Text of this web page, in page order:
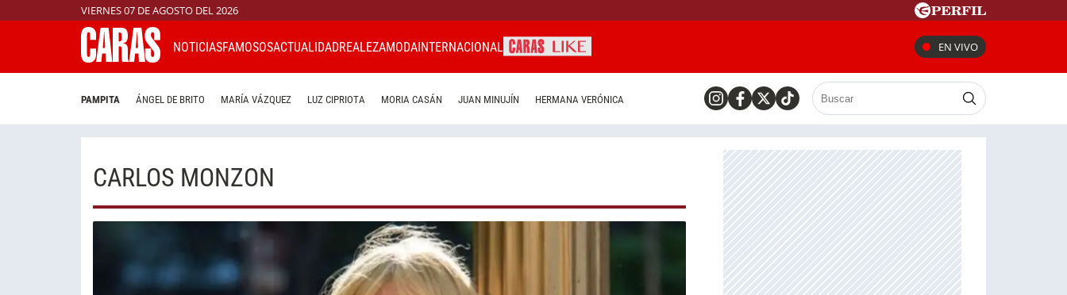
VIERNES 07 DE AGOSTO DEL 2026
NOTICIASFAMOSOSACTUALIDADREALEZAMODAINTERNACIONAL EN VIVO
PAMPITA ÁNGEL DE BRITO MARÍA VÁZQUEZ LUZ CIPRIOTA MORIA CASÁN JUAN MINUJÍN HERMANA VERÓNICA
CARLOS MONZON